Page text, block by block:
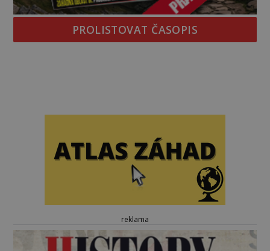
PROLISTOVAT ČASOPIS
reklama